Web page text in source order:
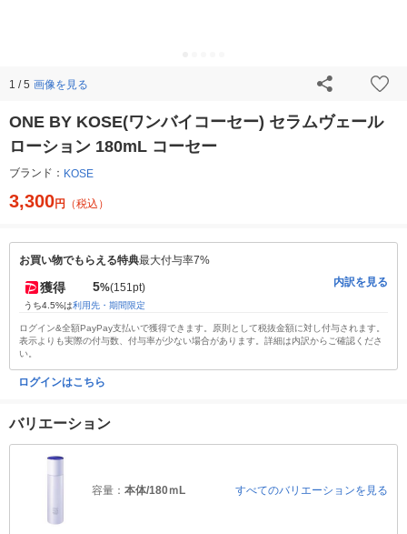
1 / 5 画像を見る
ONE BY KOSE(ワンバイコーセー) セラムヴェール
ローション 180mL コーセー
ブランド： KOSE
3,300円 （税込）
お買い物でもらえる特典最大付与率7%
獲得 5%(151pt)
うち4.5%は利用先・期間限定
内訳を見る
ログイン&全額PayPay支払いで獲得できます。原則として税抜金額に対し付与されます。
表示よりも実際の付与数、付与率が少ない場合があります。詳細は内訳からご確認くださ
い。
ログインはこちら
バリエーション
容量： 本体/180ｍL すべてのバリエーションを見る